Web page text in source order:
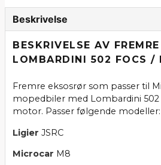
Beskrivelse
BESKRIVELSE AV
LOMBARDINI 502 FOCS /
Fremre eksosrør som passer til
mopedbiler med Lombardini 502
motor. Passer følgende modeller:
Ligier JSRC
Microcar M8